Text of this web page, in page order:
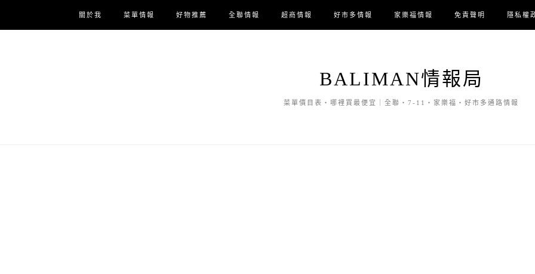
關於我 菜單情報 好物推薦 全聯情報 超商情報 好市多情報 家樂福情報 免責聲明 隱私權
BALIMAN情報局
菜單價目表・哪裡買最便宜｜全聯・7-11・家樂福・好市多通路情報